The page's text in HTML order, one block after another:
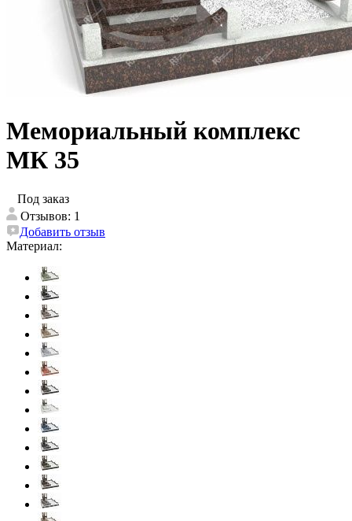
Мемориальный комплекс
МК 35
Под заказ
Отзывов: 1
Добавить отзыв
Материал: